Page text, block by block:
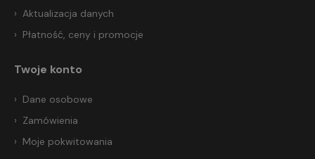
Aktualizacja danych
Płatność, ceny i promocje
Twoje konto
Dane osobowe
Zamówienia
Moje pokwitowania